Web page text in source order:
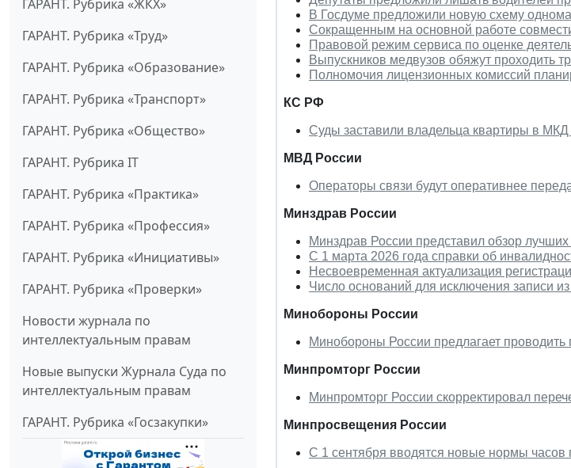
ГАРАНТ. Рубрика «ЖКХ»
ГАРАНТ. Рубрика «Труд»
ГАРАНТ. Рубрика «Образование»
ГАРАНТ. Рубрика «Транспорт»
ГАРАНТ. Рубрика «Общество»
ГАРАНТ. Рубрика IT
ГАРАНТ. Рубрика «Практика»
ГАРАНТ. Рубрика «Профессия»
ГАРАНТ. Рубрика «Инициативы»
ГАРАНТ. Рубрика «Проверки»
Новости журнала по
интеллектуальным правам
Новые выпуски Журнала Суда по
интеллектуальным правам
ГАРАНТ. Рубрика «Госзакупки»
В Госдуме предложили новую схему
Сокращенным на основной работе
Правовой режим сервиса по оценке
Выпускников медвузов обяжут проходить
Полномочия лицензионных комиссий
КС РФ
Суды заставили владельца квартиры в МКД
МВД России
Операторы связи будут оперативнее
Минздрав России
Минздрав России представил обзор
С 1 марта 2026 года справки об
Несвоевременная актуализация
Число оснований для исключения записи
Минобороны России
Минобороны России предлагает
Минпромторг России
Минпромторг России скорректировал
Минпросвещения России
С 1 сентября вводятся новые нормы часов